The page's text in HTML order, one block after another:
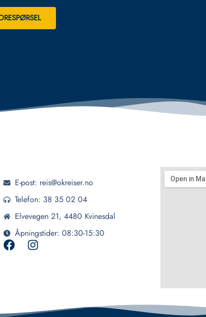
E-post: reis@okreiser.no
Telefon: 38 35 02 04
Elvevegen 21, 4480 Kvinesdal
Åpningstider: 08:30-15:30